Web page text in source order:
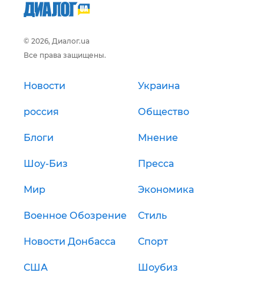
© 2026, Диалог.ua
Все права защищены.
Новости Украина
россия Общество
Блоги Мнение
Шоу-Биз Пресса
Мир Экономика
Военное Обозрение Стиль
Новости Донбасса Спорт
США Шоубиз